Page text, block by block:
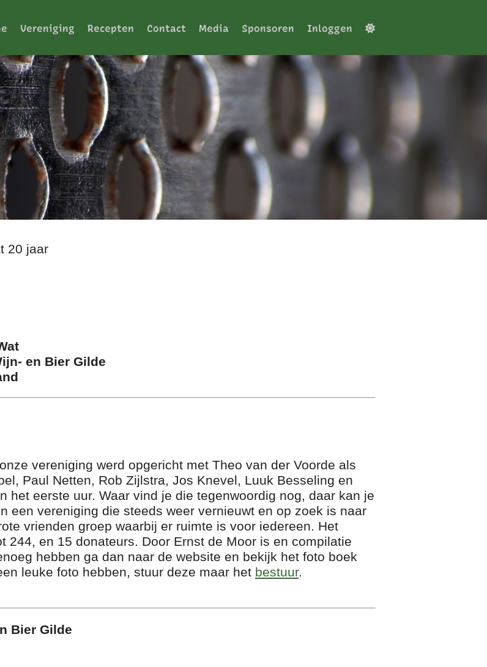
20 jaar
en Bier Gilde
vereniging werd opgericht met Theo van der Voorde als
Paul Netten, Rob Zijlstra, Jos Knevel, Luuk Besseling en
het eerste uur. Waar vind je die tegenwoordig nog, daar kan je
een vereniging die steeds weer vernieuwt en op zoek is naar
vrienden groep waarbij er ruimte is voor iedereen. Het
244, en 15 donateurs. Door Ernst de Moor is en compilatie
hebben ga dan naar de website en bekijk het foto boek
leuke foto hebben, stuur deze maar het bestuur.
Bier Gilde
Vereniging Recepten Contact Media Sponsoren Inloggen